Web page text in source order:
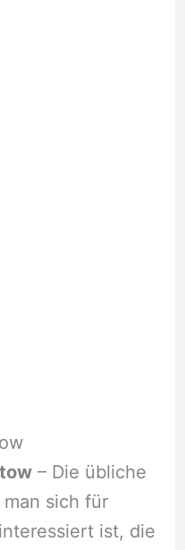
– Die übliche
sich für
ist, die